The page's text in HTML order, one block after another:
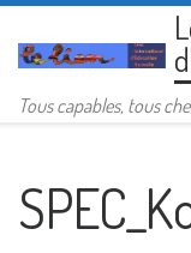
Passer au
Tous capables, tous